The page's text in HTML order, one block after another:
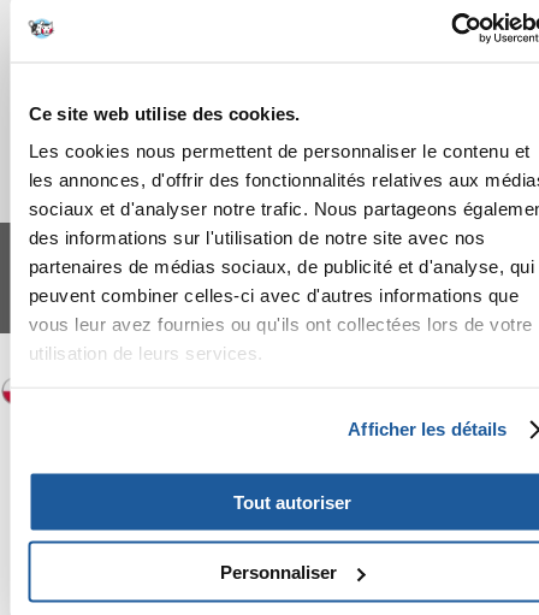
Ce site web utilise des cookies.
Les cookies nous permettent de personnaliser le contenu et
les annonces, d'offrir des fonctionnalités relatives aux
sociaux et d'analyser notre trafic. Nous partageons
des informations sur l'utilisation de notre site avec nos
partenaires de médias sociaux, de publicité et d'analyse, qui
peuvent combiner celles-ci avec d'autres informations que
vous leur avez fournies ou qu'ils ont collectées lors de votre
utilisation de leurs services.
Afficher les détails
Tout autoriser
Personnaliser
APPRENEZ À NOUS CONNAÎTRE
FERA 24 UG Sede legale: Blankenfelder Dorfstraße 94 15827 Blankenfelde-
Mahlow (Germania) - P.IVA DE317667035
*Tous les prix incluent la TVA / plus l'expédition
FERA INTERNATIONAL: